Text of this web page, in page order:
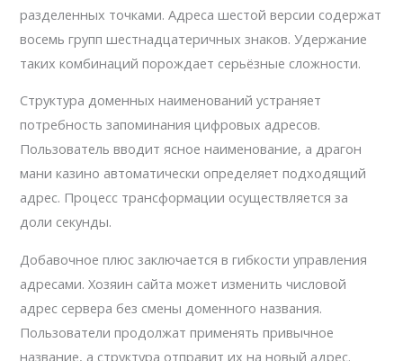
разделенных точками. Адреса шестой версии содержат
восемь групп шестнадцатеричных знаков. Удержание
таких комбинаций порождает серьёзные сложности.
Структура доменных наименований устраняет
потребность запоминания цифровых адресов.
Пользователь вводит ясное наименование, а драгон
мани казино автоматически определяет подходящий
адрес. Процесс трансформации осуществляется за
доли секунды.
Добавочное плюс заключается в гибкости управления
адресами. Хозяин сайта может изменить числовой
адрес сервера без смены доменного названия.
Пользователи продолжат применять привычное
название, а структура отправит их на новый адрес.